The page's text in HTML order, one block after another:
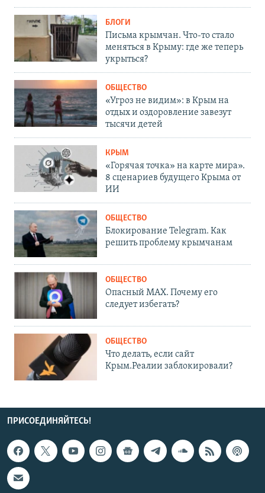
БЛОГИ
Письма крымчан. Что-то стало
меняться в Крыму: где же теперь
укрыться?
ОБЩЕСТВО
«Угроз не видим»: в Крым на
отдых и оздоровление завезут
тысячи детей
КРЫМ
«Горячая точка» на карте мира».
8 сценариев будущего Крыма от
ИИ
ОБЩЕСТВО
Блокирование Telegram. Как
решить проблему крымчанам
ОБЩЕСТВО
Опасный MAX. Почему его
следует избегать?
ОБЩЕСТВО
Что делать, если сайт
Крым.Реалии заблокировали?
ПРИСОЕДИНЯЙТЕСЬ!